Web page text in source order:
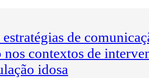
de
nos contextos de
idosa